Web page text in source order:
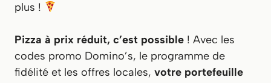
plus !
Pizza à prix réduit, c’est possible ! Avec les
codes promo Domino’s, le programme de
fidélité et les offres locales, votre portefeuille